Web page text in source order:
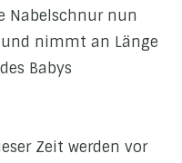
Nabelschnur nun
nimmt an Länge
Babys
Zeit werden vor